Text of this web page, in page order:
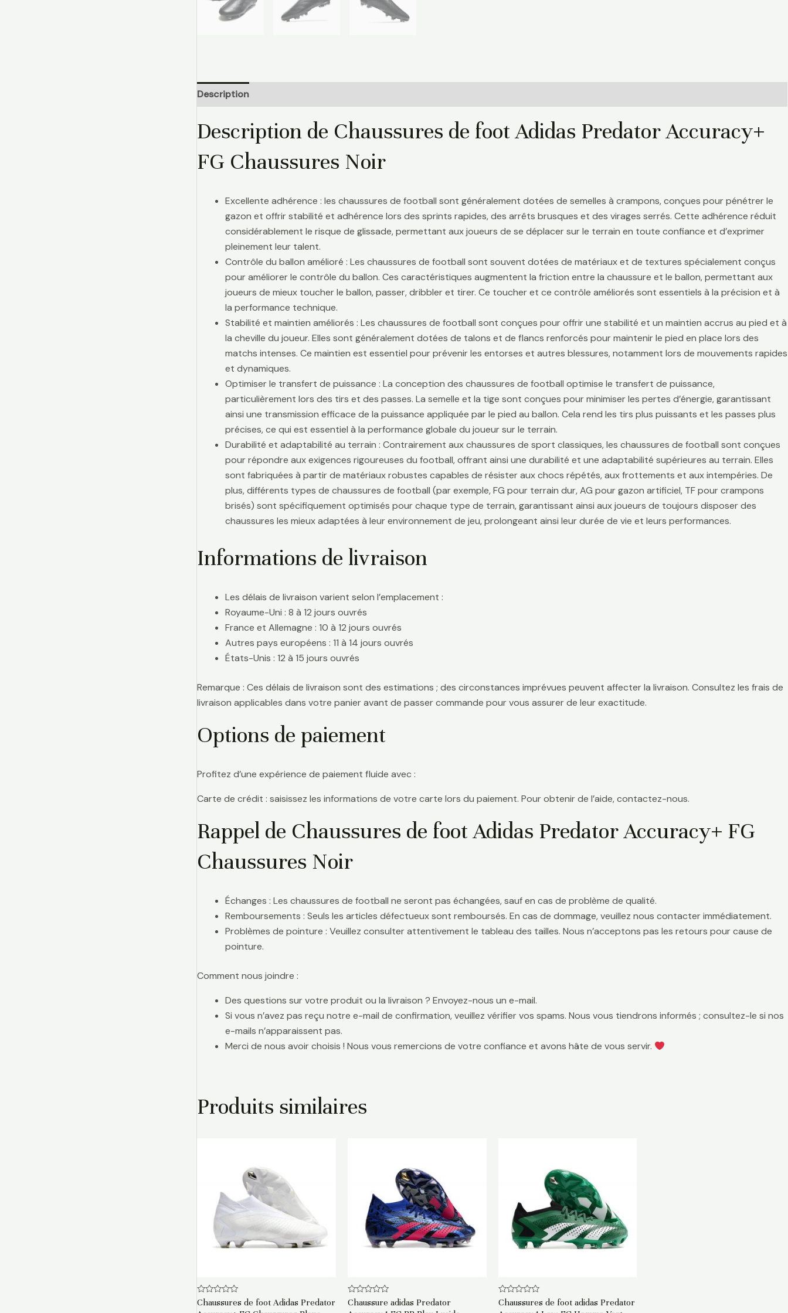
Description
Description de Chaussures de foot Adidas Predator Accuracy+
FG Chaussures Noir
Excellente adhérence : les chaussures de football sont généralement dotées de semelles à crampons, conçues pour pénétrer le
gazon et offrir stabilité et adhérence lors des sprints rapides, des arrêts brusques et des virages serrés. Cette adhérence réduit
considérablement le risque de glissade, permettant aux joueurs de se déplacer sur le terrain en toute confiance et d’exprimer
pleinement leur talent.
Contrôle du ballon amélioré : Les chaussures de football sont souvent dotées de matériaux et de textures spécialement conçus
pour améliorer le contrôle du ballon. Ces caractéristiques augmentent la friction entre la chaussure et le ballon, permettant aux
joueurs de mieux toucher le ballon, passer, dribbler et tirer. Ce toucher et ce contrôle améliorés sont essentiels à la précision et à
la performance technique.
Stabilité et maintien améliorés : Les chaussures de football sont conçues pour offrir une stabilité et un maintien accrus au pied et à
la cheville du joueur. Elles sont généralement dotées de talons et de flancs renforcés pour maintenir le pied en place lors des
matchs intenses. Ce maintien est essentiel pour prévenir les entorses et autres blessures, notamment lors de mouvements rapides
et dynamiques.
Optimiser le transfert de puissance : La conception des chaussures de football optimise le transfert de puissance,
particulièrement lors des tirs et des passes. La semelle et la tige sont conçues pour minimiser les pertes d’énergie, garantissant
ainsi une transmission efficace de la puissance appliquée par le pied au ballon. Cela rend les tirs plus puissants et les passes plus
précises, ce qui est essentiel à la performance globale du joueur sur le terrain.
Durabilité et adaptabilité au terrain : Contrairement aux chaussures de sport classiques, les chaussures de football sont conçues
pour répondre aux exigences rigoureuses du football, offrant ainsi une durabilité et une adaptabilité supérieures au terrain. Elles
sont fabriquées à partir de matériaux robustes capables de résister aux chocs répétés, aux frottements et aux intempéries. De
plus, différents types de chaussures de football (par exemple, FG pour terrain dur, AG pour gazon artificiel, TF pour crampons
brisés) sont spécifiquement optimisés pour chaque type de terrain, garantissant ainsi aux joueurs de toujours disposer des
chaussures les mieux adaptées à leur environnement de jeu, prolongeant ainsi leur durée de vie et leurs performances.
Informations de livraison
Les délais de livraison varient selon l’emplacement :
Royaume-Uni : 8 à 12 jours ouvrés
France et Allemagne : 10 à 12 jours ouvrés
Autres pays européens : 11 à 14 jours ouvrés
États-Unis : 12 à 15 jours ouvrés
Remarque : Ces délais de livraison sont des estimations ; des circonstances imprévues peuvent affecter la livraison. Consultez les frais de
livraison applicables dans votre panier avant de passer commande pour vous assurer de leur exactitude.
Options de paiement
Profitez d’une expérience de paiement fluide avec :
Carte de crédit : saisissez les informations de votre carte lors du paiement. Pour obtenir de l’aide, contactez-nous.
Rappel de Chaussures de foot Adidas Predator Accuracy+ FG
Chaussures Noir
Échanges : Les chaussures de football ne seront pas échangées, sauf en cas de problème de qualité.
Remboursements : Seuls les articles défectueux sont remboursés. En cas de dommage, veuillez nous contacter immédiatement.
Problèmes de pointure : Veuillez consulter attentivement le tableau des tailles. Nous n’acceptons pas les retours pour cause de
pointure.
Comment nous joindre :
Des questions sur votre produit ou la livraison ? Envoyez-nous un e-mail.
Si vous n’avez pas reçu notre e-mail de confirmation, veuillez vérifier vos spams. Nous vous tiendrons informés ; consultez-le si nos
e-mails n’apparaissent pas.
Merci de nous avoir choisis ! Nous vous remercions de votre confiance et avons hâte de vous servir.
Produits similaires
Note
0
Chaussures de foot Adidas Predator
Note
0
Chaussure adidas Predator
Note
0
Chaussures de foot adidas Predator